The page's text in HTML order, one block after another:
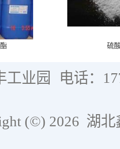
硫
工业园 电话：
(©) 2026 湖北